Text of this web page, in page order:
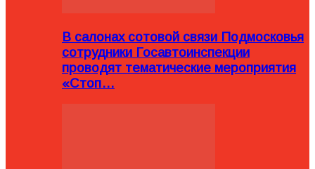
В салонах сотовой связи Подмосковья
сотрудники Госавтоинспекции
проводят тематические мероприятия
«Стоп…